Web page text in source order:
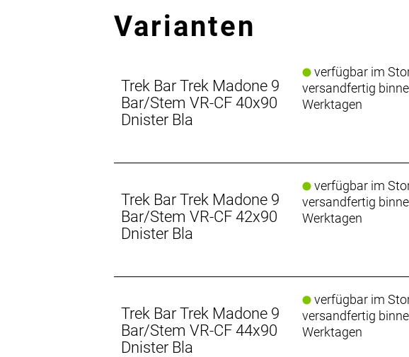
Varianten
Trek Bar Trek Madone 9
Bar/Stem VR-CF 40x90
Dnister Bla
verfügbar im
versandfertig
Werktagen
Trek Bar Trek Madone 9
Bar/Stem VR-CF 42x90
Dnister Bla
verfügbar im
versandfertig
Werktagen
Trek Bar Trek Madone 9
Bar/Stem VR-CF 44x90
Dnister Bla
verfügbar im
versandfertig
Werktagen